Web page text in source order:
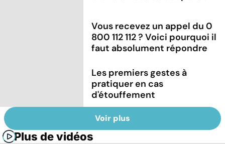
Vous recevez un appel du 0
800 112 112 ? Voici pourquoi il
faut absolument répondre
Les premiers gestes à
pratiquer en cas
d'étouffement
Voir plus
Plus de vidéos